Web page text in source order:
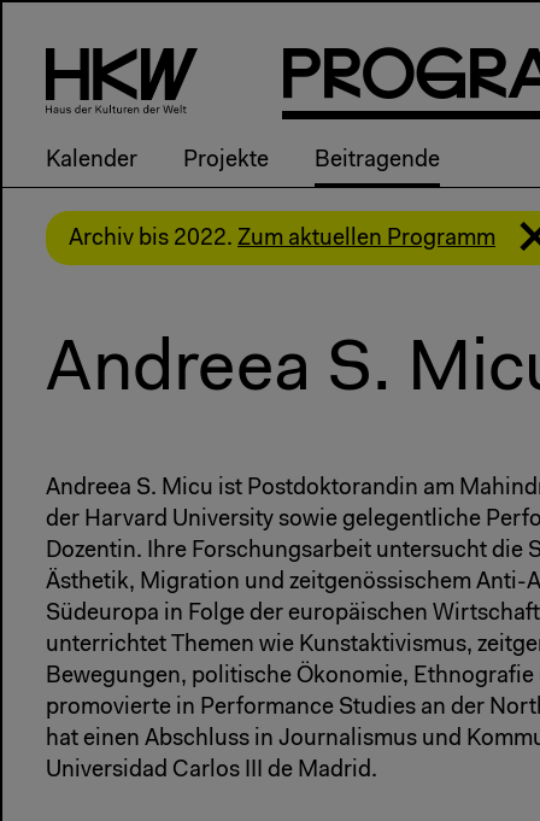
PRog R
Kalender Projekte Beitragende
Archiv bis 2022. Zum aktuellen Programm
Andreea S.
Andreea S. Micu ist Postdoktorandin am
der Harvard University sowie gelegentliche
Dozentin. Ihre Forschungsarbeit untersucht die
Ästhetik, Migration und zeitgenössischem Anti-
Südeuropa in Folge der europäischen
unterrichtet Themen wie Kunstaktivismus,
Bewegungen, politische Ökonomie,
promovierte in Performance Studies an der
hat einen Abschluss in Journalismus und
Universidad Carlos III de Madrid.